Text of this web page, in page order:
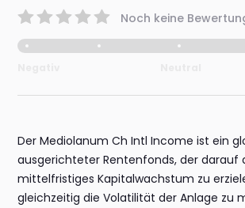
Noch keine
Der Mediolanum Ch Intl Income ist ein
ausgerichteter Rentenfonds, der darauf
mittelfristiges Kapitalwachstum zu
gleichzeitig die Volatilität der Anlage zu